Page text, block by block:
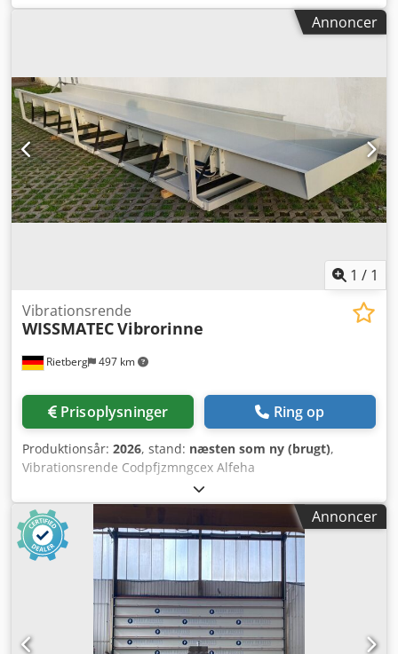
transportsnegle. Cedpfozmnhaox Alfsha
Annoncer
1 / 1
Rietberg 497 km
Vibrationsrende
WISSMATECVibrorinne
Prisoplysninger Ring op
Produktionsår: 2026, stand: næsten som ny (brugt),
Vibrationsrende Codpfjzmngcex Alfeha
Annoncer